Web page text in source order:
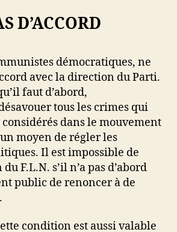
D’ACCORD
démocratiques, ne
avec la direction du Parti.
faut d’abord,
tous les crimes qui
considérés dans le mouvement
moyen de régler les
Il est impossible de
F.L.N. s’il n’a pas d’abord
public de renoncer à de
condition est aussi valable